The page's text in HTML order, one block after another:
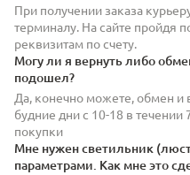
При получении заказа
терминалу. На сайте пройдя
реквизитам по счету.
Могу ли я вернуть либо
подошел?
Да, конечно можете, обмен и
будние дни с 10-18 в
покупки
Мне нужен светильник
параметрами. Как мне это